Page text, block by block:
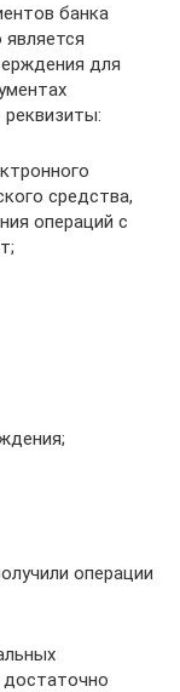
банка
для
средства,
операций с
операции
достаточно